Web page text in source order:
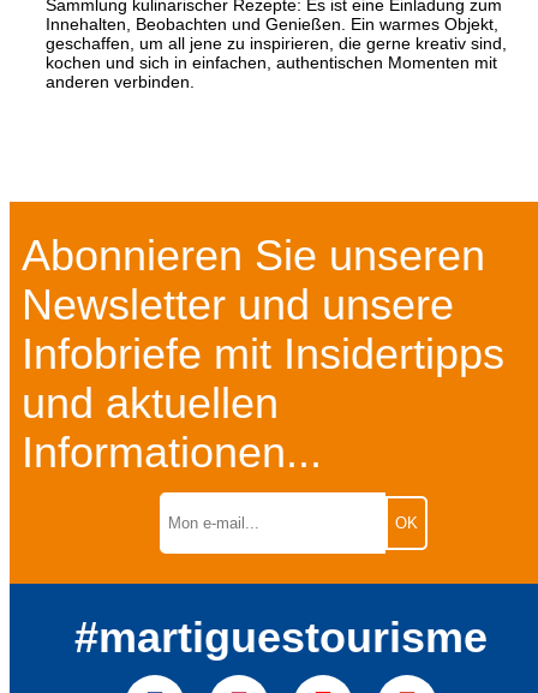
Sammlung kulinarischer Rezepte: Es ist eine Einladung zum
Innehalten, Beobachten und Genießen. Ein warmes Objekt,
geschaffen, um all jene zu inspirieren, die gerne kreativ sind,
kochen und sich in einfachen, authentischen Momenten mit
anderen verbinden.
Abonnieren Sie unseren
Newsletter und unsere
Infobriefe mit Insidertipps
und aktuellen
Informationen...
#martiguestourisme